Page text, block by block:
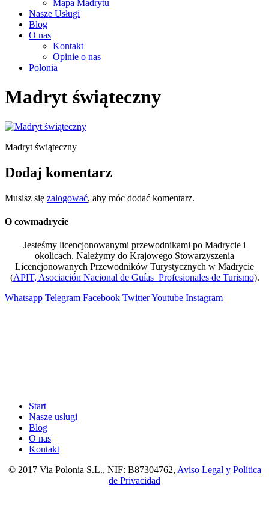
Mapa Madrytu
Nasze Usługi
Blog
O nas
Kontakt
Opinie o nas
Polonia
Madryt świąteczny
Madryt świąteczny
Dodaj komentarz
Musisz się zalogować, aby móc dodać komentarz.
O cowmadrycie
Jesteśmy licencjonowanymi przewodnikami po Madrycie i
okolicach. Należymy do Krajowego Stowarzyszenia
Licencjonowanych Przewodników Turystycznych w Madrycie
(APIT, Asociación Nacional de Guías Profesionales de Turismo).
Whatsapp Telegram Facebook TwitterYoutube Instagram
Start
Nasze usługi
Blog
O nas
Kontakt
© 2017 Via Polonia S.L., NIF: B87304762, Aviso Legal y Política
de Privacidad